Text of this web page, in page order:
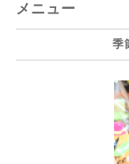
メニュー
季